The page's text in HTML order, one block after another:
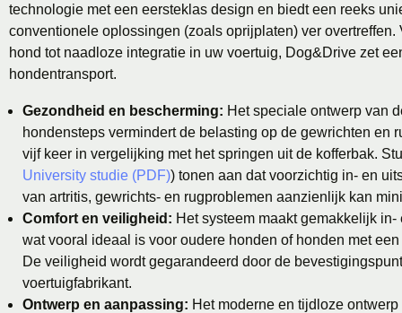
technologie met een eersteklas design en biedt een reeks
conventionele oplossingen (zoals oprijplaten) ver overtreffen.
hond tot naadloze integratie in uw voertuig, Dog&Drive zet
hondentransport.
Gezondheid en bescherming: Het speciale ontwerp van
hondensteps vermindert de belasting op de gewrichten en
vijf keer in vergelijking met het springen uit de kofferbak.
University studie (PDF)) tonen aan dat voorzichtig in- en
van artritis, gewrichts- en rugproblemen aanzienlijk kan
Comfort en veiligheid: Het systeem maakt gemakkelijk
wat vooral ideaal is voor oudere honden of honden met
De veiligheid wordt gegarandeerd door de
voertuigfabrikant.
Ontwerp en aanpassing: Het moderne en tijdloze